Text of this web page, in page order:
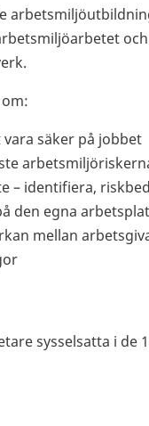
och
säker på jobbet
– identifiera,
den egna
mellan
sysselsatta i de